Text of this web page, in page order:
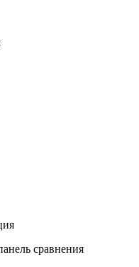
сравнения